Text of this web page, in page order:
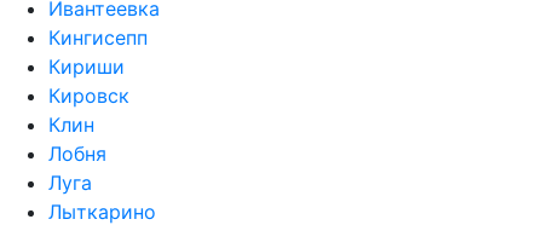
Ивантеевка
Кингисепп
Кириши
Кировск
Клин
Лобня
Луга
Лыткарино